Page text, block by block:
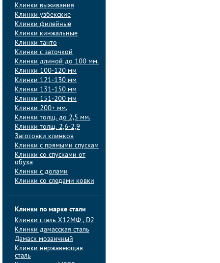
Клинки выживания
Клинки узбекские
Клинки филейные
Клинки кинжальные
Клинки танто
Клинки с заточкой
Клинки длиной до 100 мм.
Клинки 100-120 мм
Клинки 121-130 мм
Клинки 131-150 мм
Клинки 151-200 мм
Клинки 200+ мм.
Клинки толщ. до 2,5 мм.
Клинки толщ. 2,6-2,9
Заготовки клинков
Клинки с прямыми спускам
Клинки со спусками от
обуха
Клинки с долами
Клинки со следами ковки
Клинки по марке стали
Клинки сталь Х12МФ , D2
Клинки дамасская сталь
Дамаск мозаичный
Клинки нержавеющая
сталь